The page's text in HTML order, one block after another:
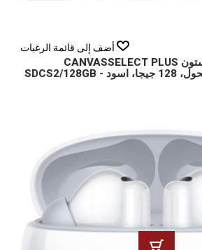
أضف إلى قائمة الرغبات
كارت ميموري كينجستون CANVASSELECT PLUS